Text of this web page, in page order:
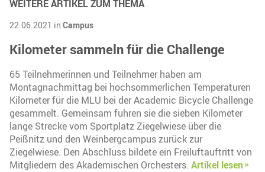
WEITERE ARTIKEL ZUM THEMA
22.06.2021 in Campus
Kilometer sammeln für die Challenge
65 Teilnehmerinnen und Teilnehmer haben am
Montagnachmittag bei hochsommerlichen Temperaturen
Kilometer für die MLU bei der Academic Bicycle Challenge
gesammelt. Gemeinsam fuhren sie die sieben Kilometer
lange Strecke vom Sportplatz Ziegelwiese über die
Peißnitz und den Weinbergcampus zurück zur
Ziegelwiese. Den Abschluss bildete ein Freiluftauftritt von
Mitgliedern des Akademischen Orchesters. Artikel lesen